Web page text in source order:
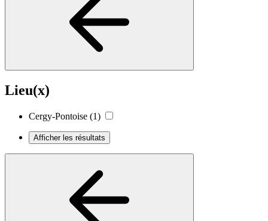
Lieu(x)
Cergy-Pontoise (1)
Afficher les résultats